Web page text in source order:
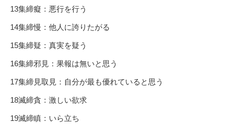
13集締癡：悪行を行う
14集締慢：他人に誇りたがる
15集締疑：真実を疑う
16集締邪見：果報は無いと思う
17集締見取見：自分が最も優れていると思う
18滅締貪：激しい欲求
19滅締瞋：いら立ち